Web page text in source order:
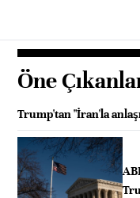
Öne
Trump'tan "İran'la